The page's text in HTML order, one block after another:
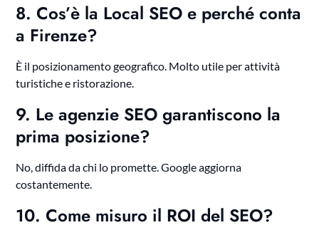
8. Cos’è la Local SEO e perché conta
a Firenze?
È il posizionamento geografico. Molto utile per attività
turistiche e ristorazione.
9. Le agenzie SEO garantiscono la
prima posizione?
No, diffida da chi lo promette. Google aggiorna
costantemente.
10. Come misuro il ROI del SEO?